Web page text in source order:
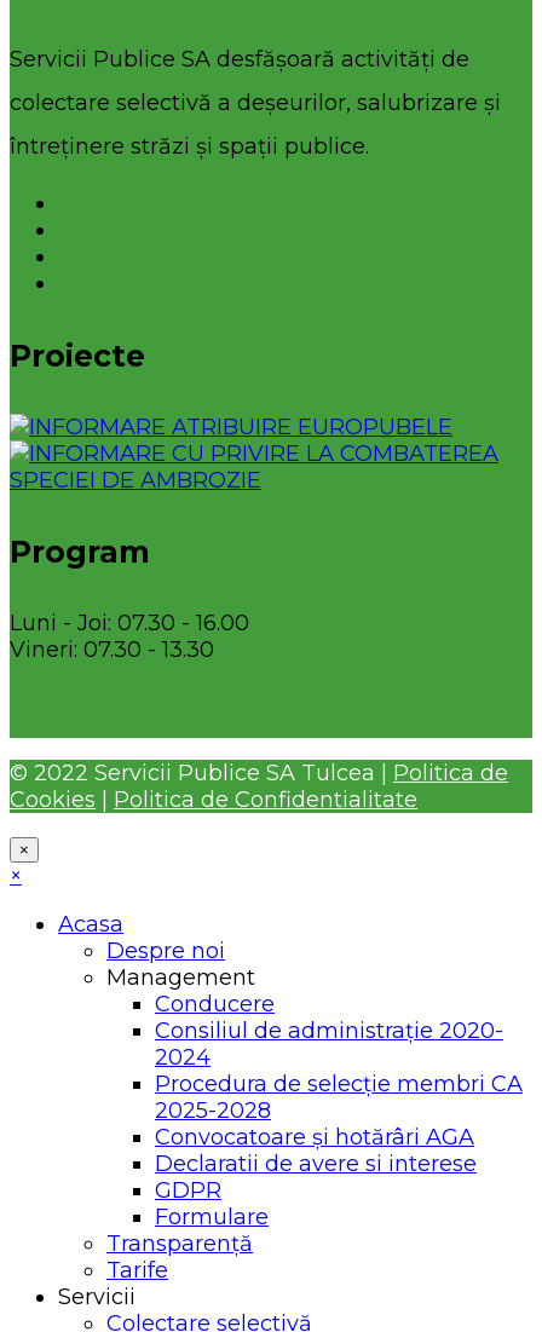
Servicii Publice SA desfășoară activități de
colectare selectivă a deșeurilor, salubrizare și
întreținere străzi și spații publice.
Proiecte
Program
Luni - Joi: 07.30 - 16.00
Vineri: 07.30 - 13.30
© 2022 Servicii Publice SA Tulcea | Politica de
Cookies
Politica de Confidentialitate
×
×
Acasa
Despre noi
Management
Conducere
Consiliul de administrație 2020-
2024
Procedura de selecție membri CA
2025-2028
Convocatoare și hotărâri AGA
Declaratii de avere si interese
GDPR
Formulare
Transparență
Tarife
Servicii
Colectare selectivă